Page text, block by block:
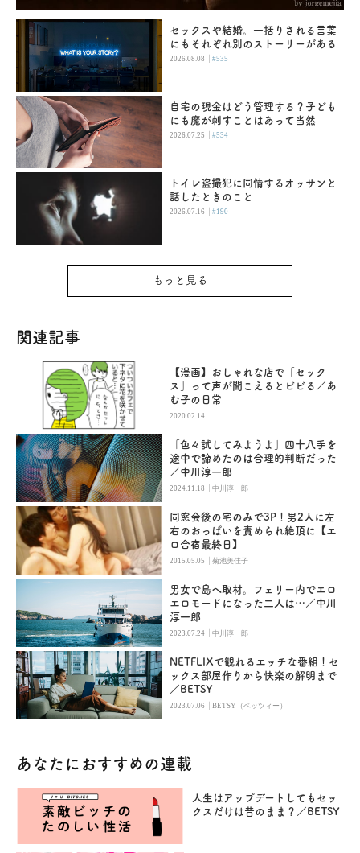
セックスや結婚。一括りされる言葉
にもそれぞれ別のストーリーがある
2026.08.08 |#535
自宅の現金はどう管理する？子ども
にも魔が刺すことはあって当然
2026.07.25 |#534
トイレ盗撮犯に同情するオッサンと
話したときのこと
2026.07.16 |#190
もっと見る
関連記事
【漫画】おしゃれな店で「セック
ス」って声が聞こえるとビビる／あ
む子の日常
2020.02.14
「色々試してみようよ」四十八手を
途中で諦めたのは合理的判断だった
／中川淳一郎
2024.11.18 |中川淳一郎
同窓会後の宅のみで3P！男2人に左
右のおっぱいを責められ絶頂に【エ
ロ合宿最終日】
2015.05.05 |菊池美佳子
男女で島へ取材。フェリー内でエロ
エロモードになった二人は…／中川
淳一郎
2023.07.24 |中川淳一郎
NETFLIXで観れるエッチな番組！セ
ックス部屋作りから快楽の解明まで
／BETSY
2023.07.06 |BETSY（ベッツィー）
あなたにおすすめの連載
人生はアップデートしてもセッ
クスだけは昔のまま？／BETSY